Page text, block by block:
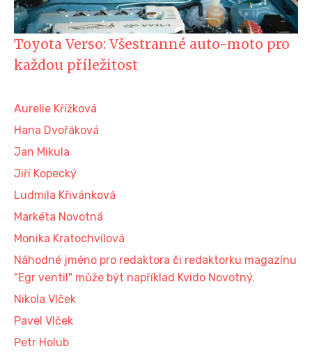
Toyota Verso: Všestranné auto-moto pro
každou příležitost
Aurelie Křížková
Hana Dvořáková
Jan Mikula
Jiří Kopecký
Ludmila Křivánková
Markéta Novotná
Monika Kratochvílová
Náhodné jméno pro redaktora či redaktorku magazínu
"Egr ventil" může být například Kvido Novotný.
Nikola Vlček
Pavel Vlček
Petr Holub